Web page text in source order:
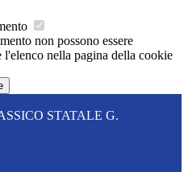
non possono essere
nella pagina della cookie
STATALE G.